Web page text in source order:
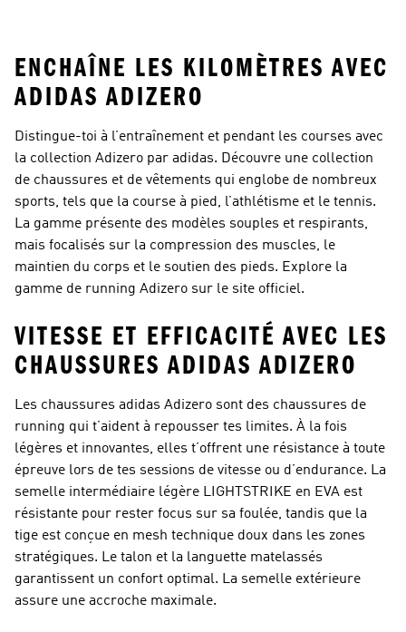
ENCHAÎNE LES KILOMÈTRES AVEC
ADIDAS ADIZERO
Distingue-toi à l’entraînement et pendant les courses avec
la collection Adizero par adidas. Découvre une collection
de chaussures et de vêtements qui englobe de nombreux
sports, tels que la course à pied, l’athlétisme et le tennis.
La gamme présente des modèles souples et respirants,
mais focalisés sur la compression des muscles, le
maintien du corps et le soutien des pieds. Explore la
gamme de running Adizero sur le site officiel.
VITESSE ET EFFICACITÉ AVEC LES
CHAUSSURES ADIDAS ADIZERO
Les chaussures adidas Adizero sont des chaussures de
running qui t’aident à repousser tes limites. À la fois
légères et innovantes, elles t’offrent une résistance à toute
épreuve lors de tes sessions de vitesse ou d’endurance. La
semelle intermédiaire légère LIGHTSTRIKE en EVA est
résistante pour rester focus sur sa foulée, tandis que la
tige est conçue en mesh technique doux dans les zones
stratégiques. Le talon et la languette matelassés
garantissent un confort optimal. La semelle extérieure
assure une accroche maximale.